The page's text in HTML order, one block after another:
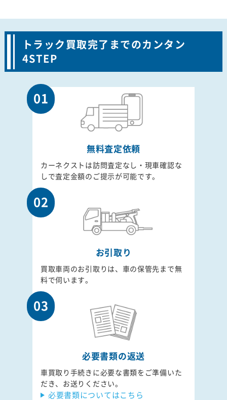
トラック買取完了までのカンタン
4STEP
01
無料査定依頼
カーネクストは訪問査定なし・現車確認な
しで査定金額のご提示が可能です。
02
お引取り
買取車両のお引取りは、車の保管先まで無
料で伺います。
03
必要書類の返送
車買取り手続きに必要な書類をご準備いた
だき、お送りください。
必要書類についてはこちら